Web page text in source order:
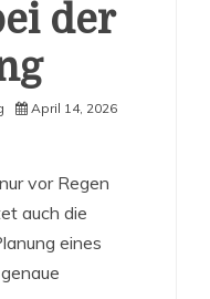
der
April 14, 2026
vor Regen
auch die
eines